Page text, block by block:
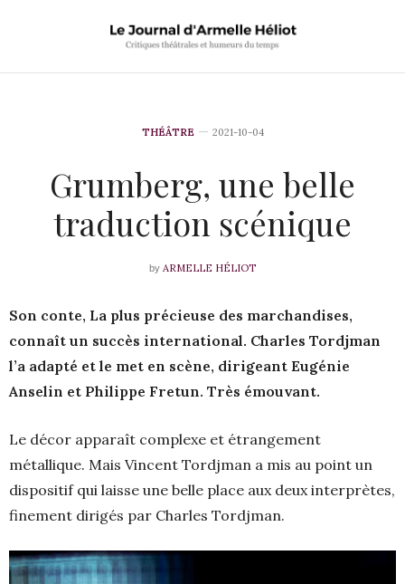
THÉÂTRE 2021-10-04
Grumberg, une belle
traduction scénique
by ARMELLE HÉLIOT
Son conte, La plus précieuse des marchandises,
connaît un succès international. Charles Tordjman
l’a adapté et le met en scène, dirigeant Eugénie
Anselin et Philippe Fretun. Très émouvant.
Le décor apparaît complexe et étrangement
métallique. Mais Vincent Tordjman a mis au point un
dispositif qui laisse une belle place aux deux interprètes,
finement dirigés par Charles Tordjman.